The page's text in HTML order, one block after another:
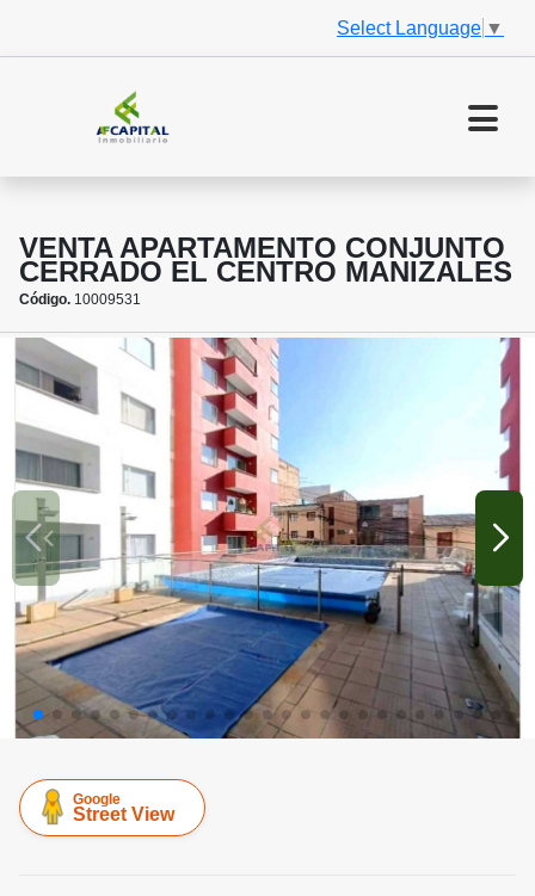
Select Language ▼
VENTA APARTAMENTO CONJUNTO
CERRADO EL CENTRO MANIZALES
Código. 10009531
Google
Street View